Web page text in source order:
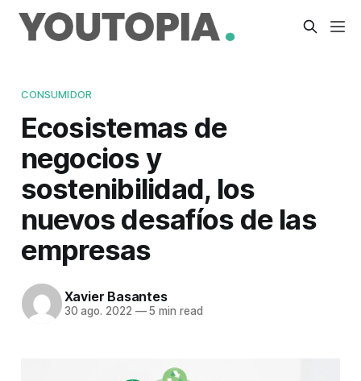
CONSUMIDOR
Ecosistemas de
negocios y
sostenibilidad, los
nuevos desafíos de las
empresas
Xavier Basantes
30 ago. 2022 —5 min read